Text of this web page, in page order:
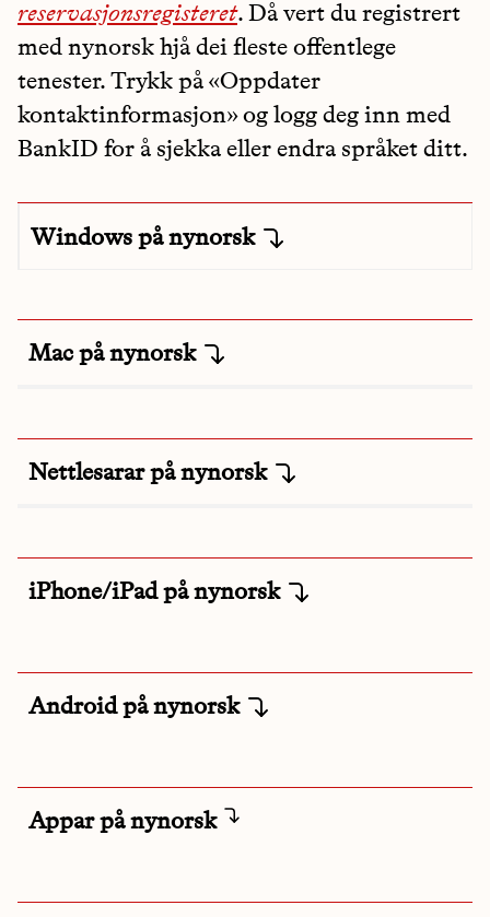
reservasjonsregisteret. Då vert du registrert
med nynorsk hjå dei fleste offentlege
tenester. Trykk på «Oppdater
kontaktinformasjon» og logg deg inn med
BankID for å sjekka eller endra språket ditt.
Windows på nynorsk
Mac på nynorsk
Nettlesarar på nynorsk
iPhone/iPad på nynorsk
Android på nynorsk
Appar på nynorsk